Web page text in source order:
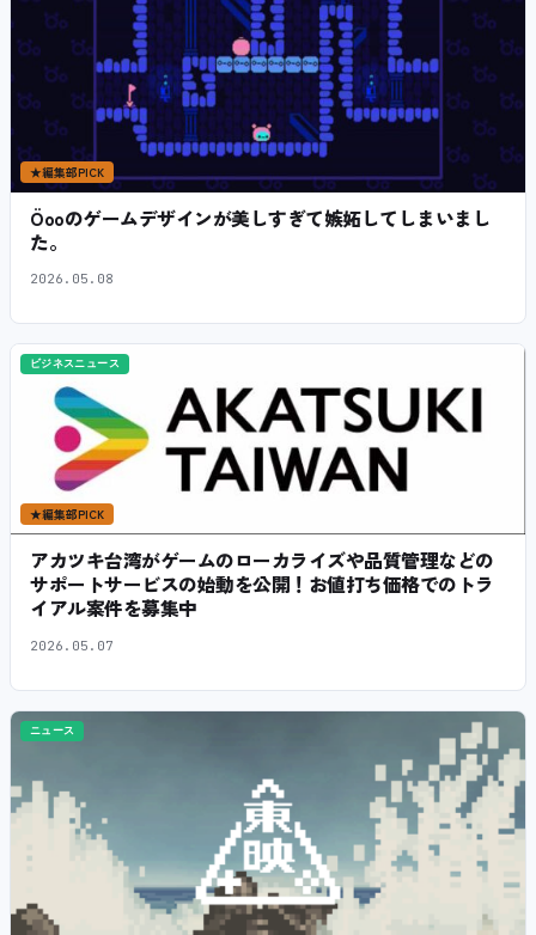
★編集部PICK
Öooのゲームデザインが美しすぎて嫉妬してしまいまし
た。
2026.05.08
ビジネスニュース
★編集部PICK
アカツキ台湾がゲームのローカライズや品質管理などの
サポートサービスの始動を公開！お値打ち価格でのトラ
イアル案件を募集中
2026.05.07
ニュース